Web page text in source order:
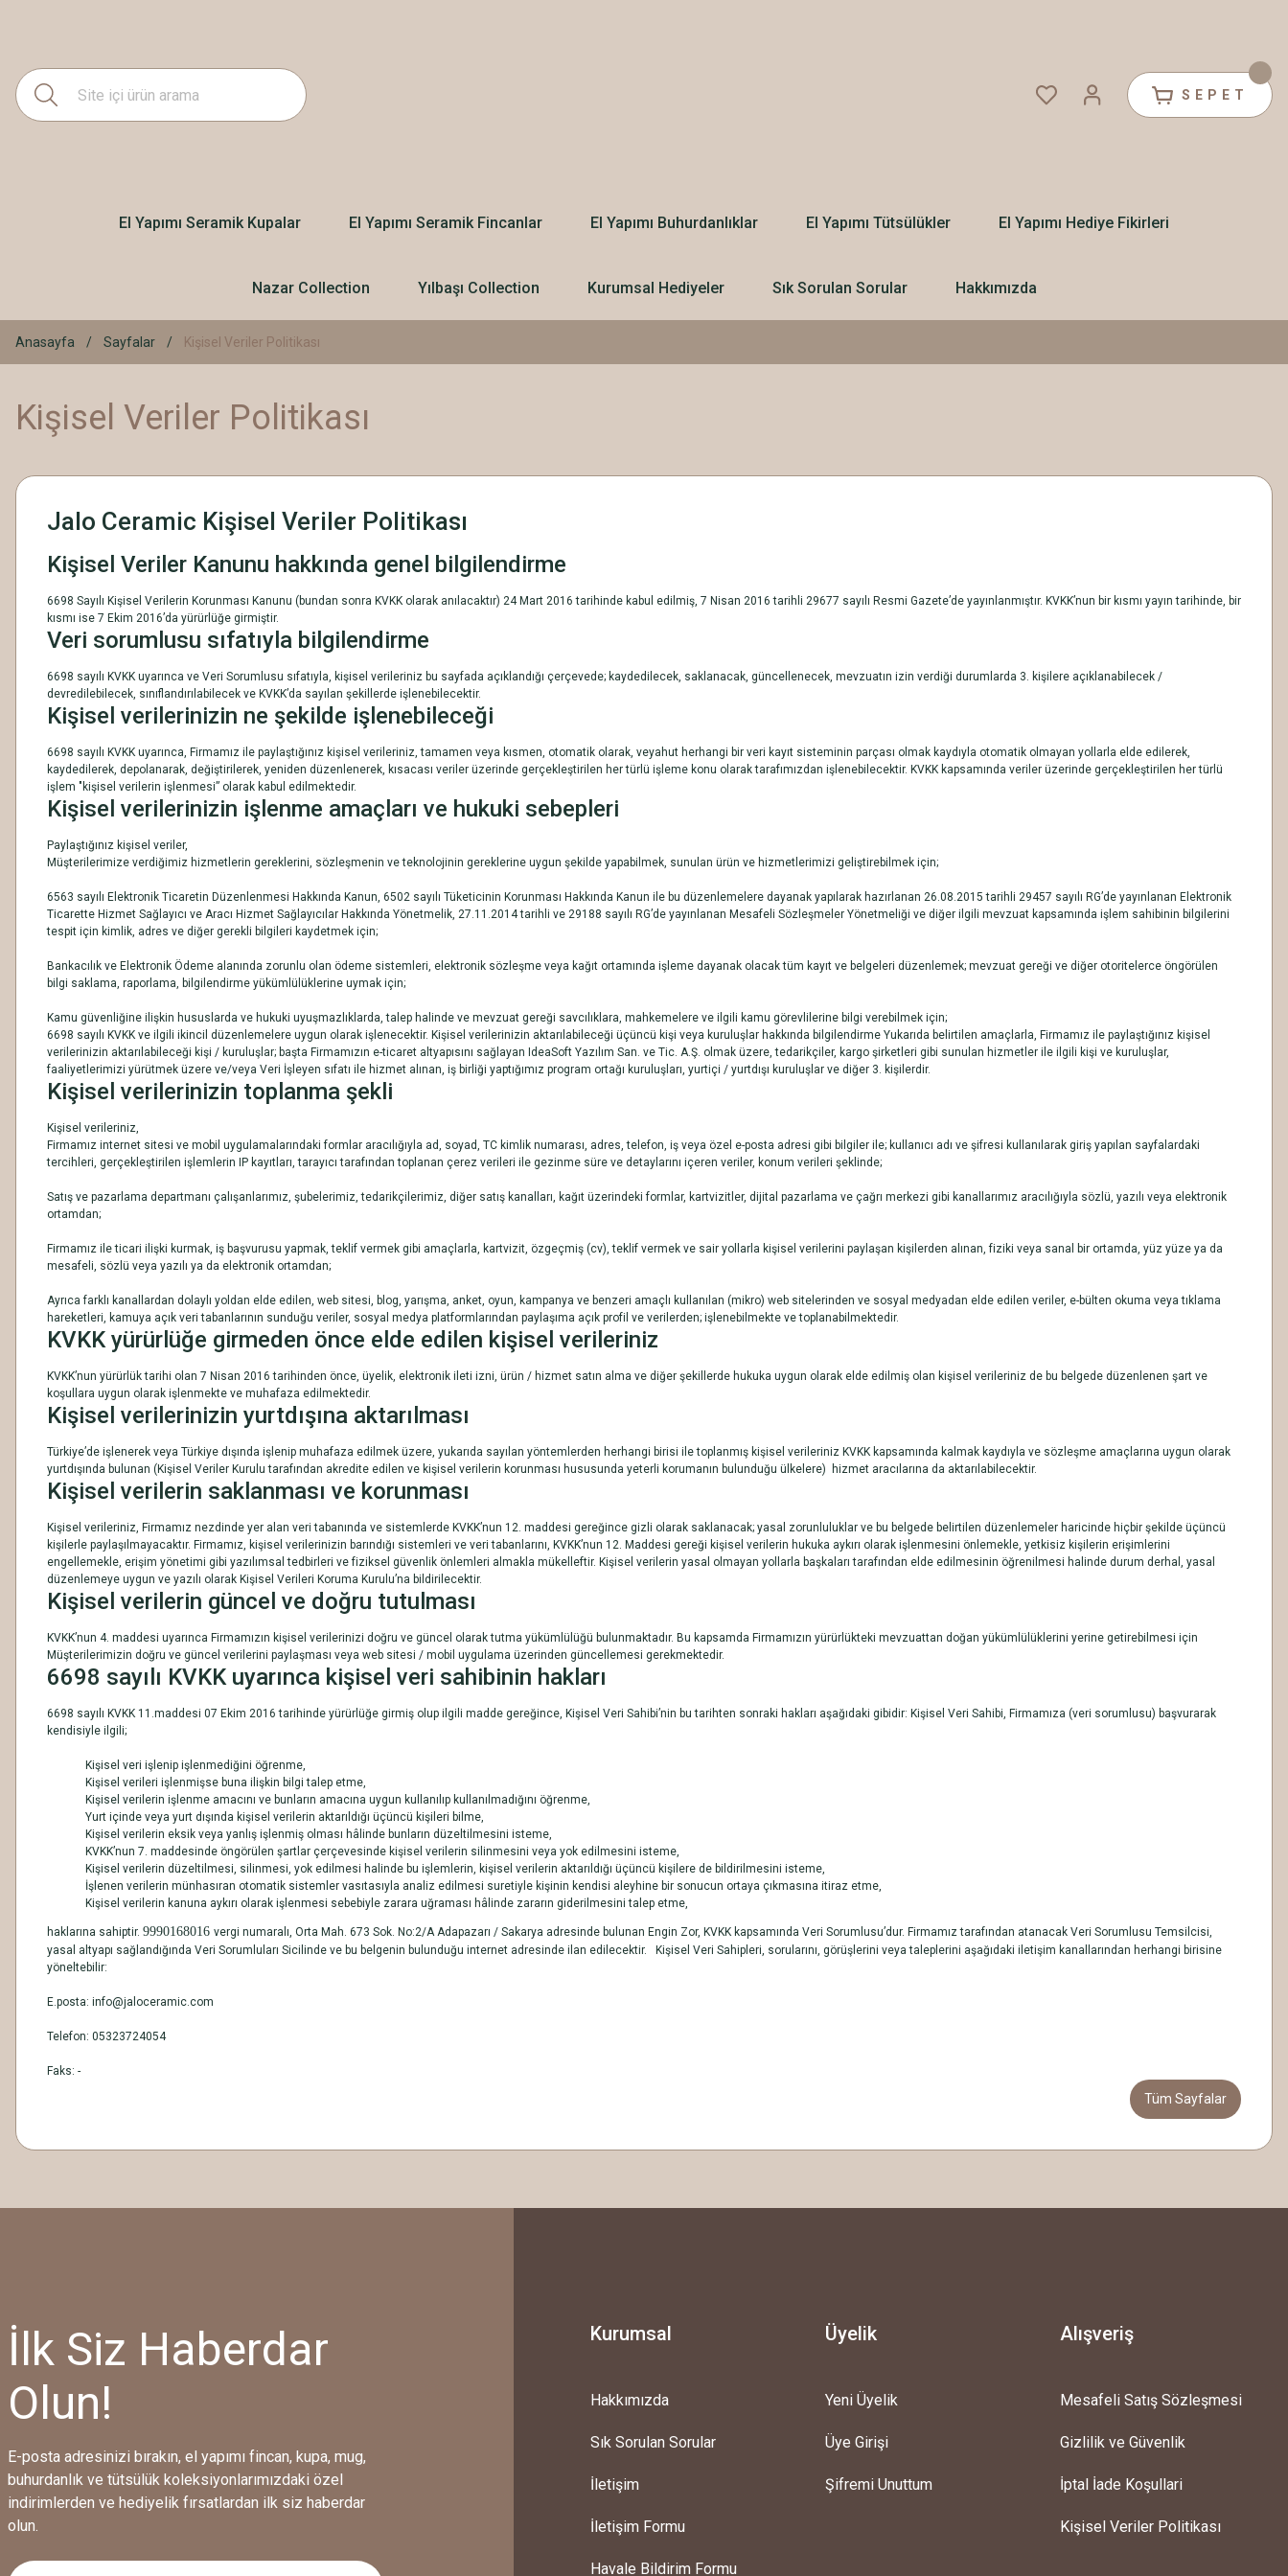
SEPET
El Yapımı Seramik Kupalar El Yapımı Seramik Fincanlar El Yapımı Buhurdanlıklar El Yapımı Tütsülükler El Yapımı Hediye Fikirleri
Nazar Collection Yılbaşı Collection Kurumsal Hediyeler Sık Sorulan Sorular Hakkımızda
Anasayfa Sayfalar Kişisel Veriler Politikası
Kişisel Veriler Politikası
Jalo Ceramic Kişisel Veriler Politikası
Kişisel Veriler Kanunu hakkında genel bilgilendirme
6698 Sayılı Kişisel Verilerin Korunması Kanunu (bundan sonra KVKK olarak anılacaktır) 24 Mart 2016 tarihinde kabul edilmiş, 7 Nisan 2016 tarihli 29677 sayılı Resmi Gazete’de yayınlanmıştır. KVKK’nun bir kısmı yayın tarihinde, bir
kısmı ise 7 Ekim 2016’da yürürlüğe girmiştir.
Veri sorumlusu sıfatıyla bilgilendirme
6698 sayılı KVKK uyarınca ve Veri Sorumlusu sıfatıyla, kişisel verileriniz bu sayfada açıklandığı çerçevede; kaydedilecek, saklanacak, güncellenecek, mevzuatın izin verdiği durumlarda 3. kişilere açıklanabilecek /
devredilebilecek, sınıflandırılabilecek ve KVKK’da sayılan şekillerde işlenebilecektir.
Kişisel verilerinizin ne şekilde işlenebileceği
6698 sayılı KVKK uyarınca, Firmamız ile paylaştığınız kişisel verileriniz, tamamen veya kısmen, otomatik olarak, veyahut herhangi bir veri kayıt sisteminin parçası olmak kaydıyla otomatik olmayan yollarla elde edilerek,
kaydedilerek, depolanarak, değiştirilerek, yeniden düzenlenerek, kısacası veriler üzerinde gerçekleştirilen her türlü işleme konu olarak tarafımızdan işlenebilecektir. KVKK kapsamında veriler üzerinde gerçekleştirilen her türlü
işlem "kişisel verilerin işlenmesi” olarak kabul edilmektedir.
Kişisel verilerinizin işlenme amaçları ve hukuki sebepleri
Paylaştığınız kişisel veriler,
Müşterilerimize verdiğimiz hizmetlerin gereklerini, sözleşmenin ve teknolojinin gereklerine uygun şekilde yapabilmek, sunulan ürün ve hizmetlerimizi geliştirebilmek için;
6563 sayılı Elektronik Ticaretin Düzenlenmesi Hakkında Kanun, 6502 sayılı Tüketicinin Korunması Hakkında Kanun ile bu düzenlemelere dayanak yapılarak hazırlanan 26.08.2015 tarihli 29457 sayılı RG’de yayınlanan Elektronik
Ticarette Hizmet Sağlayıcı ve Aracı Hizmet Sağlayıcılar Hakkında Yönetmelik, 27.11.2014 tarihli ve 29188 sayılı RG’de yayınlanan Mesafeli Sözleşmeler Yönetmeliği ve diğer ilgili mevzuat kapsamında işlem sahibinin bilgilerini
tespit için kimlik, adres ve diğer gerekli bilgileri kaydetmek için;
Bankacılık ve Elektronik Ödeme alanında zorunlu olan ödeme sistemleri, elektronik sözleşme veya kağıt ortamında işleme dayanak olacak tüm kayıt ve belgeleri düzenlemek; mevzuat gereği ve diğer otoritelerce öngörülen
bilgi saklama, raporlama, bilgilendirme yükümlülüklerine uymak için;
Kamu güvenliğine ilişkin hususlarda ve hukuki uyuşmazlıklarda, talep halinde ve mevzuat gereği savcılıklara, mahkemelere ve ilgili kamu görevlilerine bilgi verebilmek için;
6698 sayılı KVKK ve ilgili ikincil düzenlemelere uygun olarak işlenecektir. Kişisel verilerinizin aktarılabileceği üçüncü kişi veya kuruluşlar hakkında bilgilendirme Yukarıda belirtilen amaçlarla, Firmamız ile paylaştığınız kişisel
verilerinizin aktarılabileceği kişi / kuruluşlar; başta Firmamızın e-ticaret altyapısını sağlayan IdeaSoft Yazılım San. ve Tic. A.Ş. olmak üzere, tedarikçiler, kargo şirketleri gibi sunulan hizmetler ile ilgili kişi ve kuruluşlar,
faaliyetlerimizi yürütmek üzere ve/veya Veri İşleyen sıfatı ile hizmet alınan, iş birliği yaptığımız program ortağı kuruluşları, yurtiçi / yurtdışı kuruluşlar ve diğer 3. kişilerdir.
Kişisel verilerinizin toplanma şekli
Kişisel verileriniz,
Firmamız internet sitesi ve mobil uygulamalarındaki formlar aracılığıyla ad, soyad, TC kimlik numarası, adres, telefon, iş veya özel e-posta adresi gibi bilgiler ile; kullanıcı adı ve şifresi kullanılarak giriş yapılan sayfalardaki
tercihleri, gerçekleştirilen işlemlerin IP kayıtları, tarayıcı tarafından toplanan çerez verileri ile gezinme süre ve detaylarını içeren veriler, konum verileri şeklinde;
Satış ve pazarlama departmanı çalışanlarımız, şubelerimiz, tedarikçilerimiz, diğer satış kanalları, kağıt üzerindeki formlar, kartvizitler, dijital pazarlama ve çağrı merkezi gibi kanallarımız aracılığıyla sözlü, yazılı veya elektronik
ortamdan;
Firmamız ile ticari ilişki kurmak, iş başvurusu yapmak, teklif vermek gibi amaçlarla, kartvizit, özgeçmiş (cv), teklif vermek ve sair yollarla kişisel verilerini paylaşan kişilerden alınan, fiziki veya sanal bir ortamda, yüz yüze ya da
mesafeli, sözlü veya yazılı ya da elektronik ortamdan;
Ayrıca farklı kanallardan dolaylı yoldan elde edilen, web sitesi, blog, yarışma, anket, oyun, kampanya ve benzeri amaçlı kullanılan (mikro) web sitelerinden ve sosyal medyadan elde edilen veriler, e-bülten okuma veya tıklama
hareketleri, kamuya açık veri tabanlarının sunduğu veriler, sosyal medya platformlarından paylaşıma açık profil ve verilerden; işlenebilmekte ve toplanabilmektedir.
KVKK yürürlüğe girmeden önce elde edilen kişisel verileriniz
KVKK’nun yürürlük tarihi olan 7 Nisan 2016 tarihinden önce, üyelik, elektronik ileti izni, ürün / hizmet satın alma ve diğer şekillerde hukuka uygun olarak elde edilmiş olan kişisel verileriniz de bu belgede düzenlenen şart ve
koşullara uygun olarak işlenmekte ve muhafaza edilmektedir.
Kişisel verilerinizin yurtdışına aktarılması
Türkiye’de işlenerek veya Türkiye dışında işlenip muhafaza edilmek üzere, yukarıda sayılan yöntemlerden herhangi birisi ile toplanmış kişisel verileriniz KVKK kapsamında kalmak kaydıyla ve sözleşme amaçlarına uygun olarak
yurtdışında bulunan (Kişisel Veriler Kurulu tarafından akredite edilen ve kişisel verilerin korunması hususunda yeterli korumanın bulunduğu ülkelere) hizmet aracılarına da aktarılabilecektir.
Kişisel verilerin saklanması ve korunması
Kişisel verileriniz, Firmamız nezdinde yer alan veri tabanında ve sistemlerde KVKK’nun 12. maddesi gereğince gizli olarak saklanacak; yasal zorunluluklar ve bu belgede belirtilen düzenlemeler haricinde hiçbir şekilde üçüncü
kişilerle paylaşılmayacaktır. Firmamız, kişisel verilerinizin barındığı sistemleri ve veri tabanlarını, KVKK’nun 12. Maddesi gereği kişisel verilerin hukuka aykırı olarak işlenmesini önlemekle, yetkisiz kişilerin erişimlerini
engellemekle, erişim yönetimi gibi yazılımsal tedbirleri ve fiziksel güvenlik önlemleri almakla mükelleftir. Kişisel verilerin yasal olmayan yollarla başkaları tarafından elde edilmesinin öğrenilmesi halinde durum derhal, yasal
düzenlemeye uygun ve yazılı olarak Kişisel Verileri Koruma Kurulu’na bildirilecektir.
Kişisel verilerin güncel ve doğru tutulması
KVKK’nun 4. maddesi uyarınca Firmamızın kişisel verilerinizi doğru ve güncel olarak tutma yükümlülüğü bulunmaktadır. Bu kapsamda Firmamızın yürürlükteki mevzuattan doğan yükümlülüklerini yerine getirebilmesi için
Müşterilerimizin doğru ve güncel verilerini paylaşması veya web sitesi / mobil uygulama üzerinden güncellemesi gerekmektedir.
6698 sayılı KVKK uyarınca kişisel veri sahibinin hakları
6698 sayılı KVKK 11.maddesi 07 Ekim 2016 tarihinde yürürlüğe girmiş olup ilgili madde gereğince, Kişisel Veri Sahibi’nin bu tarihten sonraki hakları aşağıdaki gibidir: Kişisel Veri Sahibi, Firmamıza (veri sorumlusu) başvurarak
kendisiyle ilgili;
Kişisel veri işlenip işlenmediğini öğrenme,
Kişisel verileri işlenmişse buna ilişkin bilgi talep etme,
Kişisel verilerin işlenme amacını ve bunların amacına uygun kullanılıp kullanılmadığını öğrenme,
Yurt içinde veya yurt dışında kişisel verilerin aktarıldığı üçüncü kişileri bilme,
Kişisel verilerin eksik veya yanlış işlenmiş olması hâlinde bunların düzeltilmesini isteme,
KVKK’nun 7. maddesinde öngörülen şartlar çerçevesinde kişisel verilerin silinmesini veya yok edilmesini isteme,
Kişisel verilerin düzeltilmesi, silinmesi, yok edilmesi halinde bu işlemlerin, kişisel verilerin aktarıldığı üçüncü kişilere de bildirilmesini isteme,
İşlenen verilerin münhasıran otomatik sistemler vasıtasıyla analiz edilmesi suretiyle kişinin kendisi aleyhine bir sonucun ortaya çıkmasına itiraz etme,
Kişisel verilerin kanuna aykırı olarak işlenmesi sebebiyle zarara uğraması hâlinde zararın giderilmesini talep etme,
haklarına sahiptir. 9990168016 vergi numaralı, Orta Mah. 673 Sok. No:2/A Adapazarı / Sakarya adresinde bulunan Engin Zor, KVKK kapsamında Veri Sorumlusu’dur. Firmamız tarafından atanacak Veri Sorumlusu Temsilcisi,
yasal altyapı sağlandığında Veri Sorumluları Sicilinde ve bu belgenin bulunduğu internet adresinde ilan edilecektir. Kişisel Veri Sahipleri, sorularını, görüşlerini veya taleplerini aşağıdaki iletişim kanallarından herhangi birisine
yöneltebilir:
E.posta: info@jaloceramic.com
Telefon: 05323724054
Faks: -
Tüm Sayfalar
İlk Siz Haberdar
Olun!
E-posta adresinizi bırakın, el yapımı fincan, kupa, mug,
buhurdanlık ve tütsülük koleksiyonlarımızdaki özel
indirimlerden ve hediyelik fırsatlardan ilk siz haberdar
olun.
Kurumsal
Hakkımızda
Sık Sorulan Sorular
İletişim
İletişim Formu
Havale Bildirim Formu
Üyelik
Yeni Üyelik
Üye Girişi
Şifremi Unuttum
Alışveriş
Mesafeli Satış Sözleşmesi
Gizlilik ve Güvenlik
İptal İade Koşullari
Kişisel Veriler Politikası